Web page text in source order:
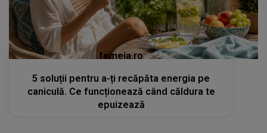
femeia.ro
5 soluții pentru a-ți recăpăta energia pe
caniculă. Ce funcționează când căldura te
epuizează